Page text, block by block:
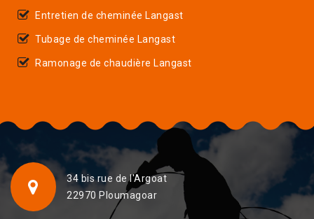
Entretien de cheminée Langast
Tubage de cheminée Langast
Ramonage de chaudière Langast
34 bis rue de l'Argoat
22970 Ploumagoar